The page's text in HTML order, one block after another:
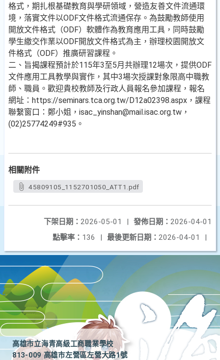
格式，期扎根基礎教育與學研領域，營造友善文件流通環
境，落實文件以ODF文件格式流通保存。為鼓勵教師使用
開放文件格式（ODF）軟體作為教育應用工具，同時鼓勵
學生繳交作業以ODF開放文件格式為主，辦理校園開放文
件格式（ODF）推廣研習課程。
二、旨揭課程預計於115年3至5月共辦理12場次，提供ODF
文件應用工具教學與實作，其中3場次授課對象限高中職教
師、職員。歡迎貴校教師及行政人員報名參加課程，報名
網址：https://seminars.tca.org.tw/D12a02398.aspx，課程
聯繫窗口：鄭小姐，isac_yinshan@mail.isac.org.tw，
(02)25774249#935。
相關附件
45809105_1152701050_ATT1.pdf
發佈日期： 2026-04-01
下架日期： 2026-05-01
|
最後更新日期： 2026-04-01 |
點擊率： 136 |
高雄市立海青高級工商職業學校
813-009 高雄市左營區左營大路1號